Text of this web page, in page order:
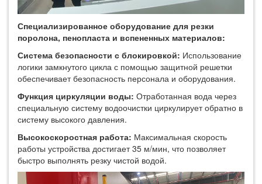
Специализированное оборудование для резки
поролона, пенопласта и вспененных материалов:
Система безопасности с блокировкой: Использование
логики замкнутого цикла с помощью защитной решетки
обеспечивает безопасность персонала и оборудования.
Функция циркуляции воды: Отработанная вода через
специальную систему водоочистки циркулирует обратно в
систему высокого давления.
Высокоскоростная работа: Максимальная скорость
работы устройства достигает 35 м/мин, что позволяет
быстро выполнять резку чистой водой.